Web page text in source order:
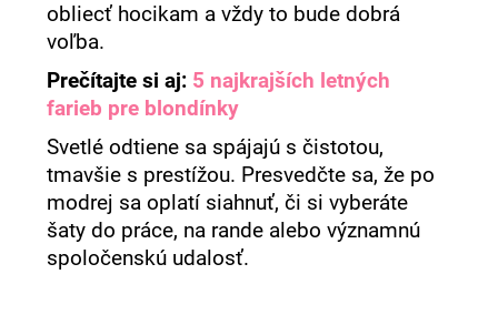
obliecť hocikam a vždy to bude dobrá
voľba.
Prečítajte si aj: 5 najkrajších letných
farieb pre blondínky
Svetlé odtiene sa spájajú s čistotou,
tmavšie s prestížou. Presvedčte sa, že po
modrej sa oplatí siahnuť, či si vyberáte
šaty do práce, na rande alebo významnú
spoločenskú udalosť.
HĽADAŤ